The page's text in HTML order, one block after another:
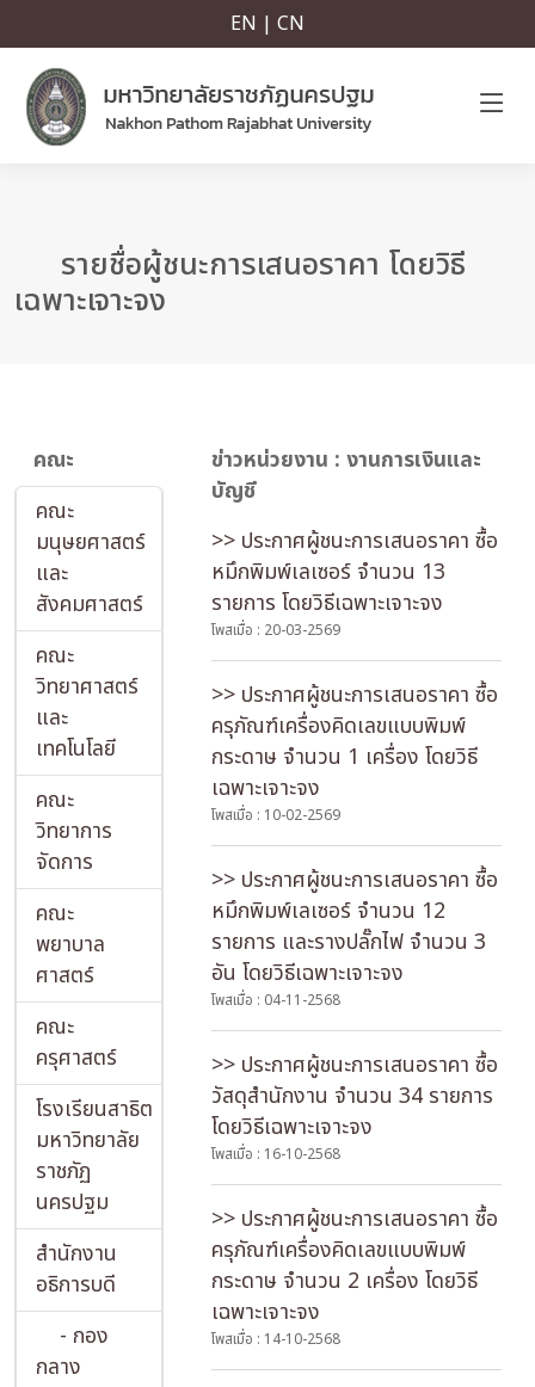
EN | CN
รายชื่อผู้ชนะการเสนอราคา โดยวิธี
เฉพาะเจาะจง
คณะ
คณะ
มนุษยศาสตร์
และ
สังคมศาสตร์
คณะ
วิทยาศาสตร์
และ
เทคโนโลยี
คณะ
วิทยาการ
จัดการ
คณะ
พยาบาล
ศาสตร์
คณะ
ครุศาสตร์
โรงเรียนสาธิต
มหาวิทยาลัย
ราชภัฏ
นครปฐม
สำนักงาน
อธิการบดี
- กอง
กลาง
ข่าวหน่วยงาน : งานการเงินและ
บัญชี
>> ประกาศผู้ชนะการเสนอราคา ซื้อ
หมึกพิมพ์เลเซอร์ จำนวน 13
รายการ โดยวิธีเฉพาะเจาะจง
โพสเมื่อ : 20-03-2569
>> ประกาศผู้ชนะการเสนอราคา ซื้อ
ครุภัณฑ์เครื่องคิดเลขแบบพิมพ์
กระดาษ จำนวน 1 เครื่อง โดยวิธี
เฉพาะเจาะจง
โพสเมื่อ : 10-02-2569
>> ประกาศผู้ชนะการเสนอราคา ซื้อ
หมึกพิมพ์เลเซอร์ จำนวน 12
รายการ และรางปลั๊กไฟ จำนวน 3
อัน โดยวิธีเฉพาะเจาะจง
โพสเมื่อ : 04-11-2568
>> ประกาศผู้ชนะการเสนอราคา ซื้อ
วัสดุสำนักงาน จำนวน 34 รายการ
โดยวิธีเฉพาะเจาะจง
โพสเมื่อ : 16-10-2568
>> ประกาศผู้ชนะการเสนอราคา ซื้อ
ครุภัณฑ์เครื่องคิดเลขแบบพิมพ์
กระดาษ จำนวน 2 เครื่อง โดยวิธี
เฉพาะเจาะจง
โพสเมื่อ : 14-10-2568